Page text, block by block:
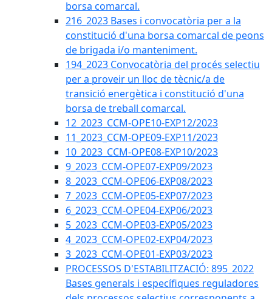
borsa comarcal.
216_2023 Bases i convocatòria per a la
constitució d'una borsa comarcal de peons
de brigada i/o manteniment.
194_2023 Convocatòria del procés selectiu
per a proveir un lloc de tècnic/a de
transició energètica i constitució d'una
borsa de treball comarcal.
12_2023_CCM-OPE10-EXP12/2023
11_2023_CCM-OPE09-EXP11/2023
10_2023_CCM-OPE08-EXP10/2023
9_2023_CCM-OPE07-EXP09/2023
8_2023_CCM-OPE06-EXP08/2023
7_2023_CCM-OPE05-EXP07/2023
6_2023_CCM-OPE04-EXP06/2023
5_2023_CCM-OPE03-EXP05/2023
4_2023_CCM-OPE02-EXP04/2023
3_2023_CCM-OPE01-EXP03/2023
PROCESSOS D'ESTABILITZACIÓ: 895_2022
Bases generals i específiques reguladores